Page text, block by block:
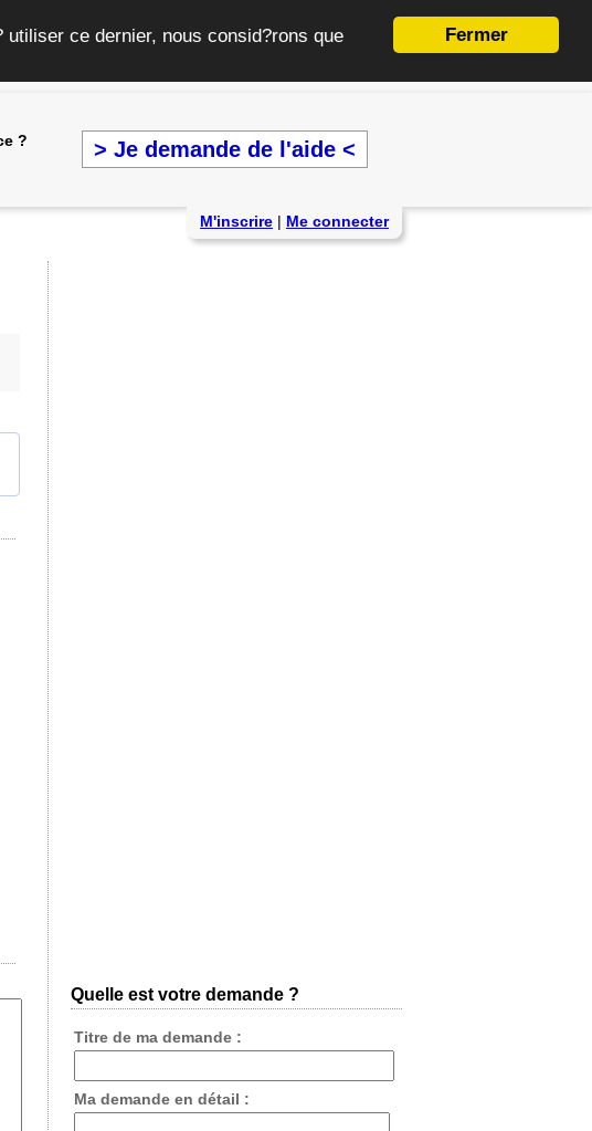
Fermer
ce dernier, nous consid?rons que
?
> Je demande de l'aide <
M'inscrire | Me connecter
Quelle est votre demande ?
Titre de ma demande :
Ma demande en détail :